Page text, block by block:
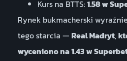
Kurs na BTTS:1.58 w
Rynek bukmacherski
tego starcia — Real Madryt,
wyceniono na1.43 w